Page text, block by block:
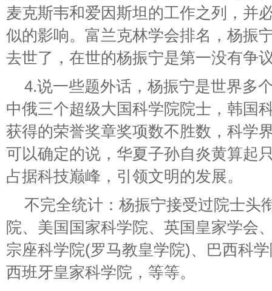
麦克斯韦和爱因斯坦的工作之列，并
似的影响。富兰克林学会排名，杨振
去世了，在世的杨振宁是第一没有争
4.说一些题外话，杨振宁是世界多
中俄三个超级大国科学院院士，韩国
获得的荣誉奖章奖项数不胜数，科学
可以确定的说，华夏子孙自炎黄算起
占据科技巅峰，引领文明的发展。
不完全统计：杨振宁接受过院士头
院、美国国家科学院、英国皇家学会
宗座科学院(罗马教皇学院)、巴西科
西班牙皇家科学院，等等。